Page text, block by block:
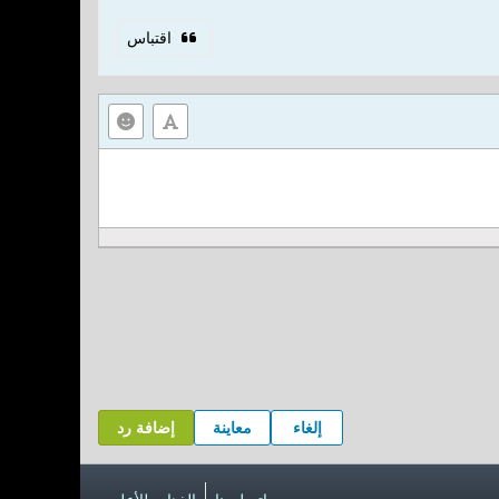
اقتباس
إضافة رد معاينة إلغاء